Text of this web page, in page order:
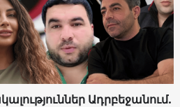
Ադրբեջանում.